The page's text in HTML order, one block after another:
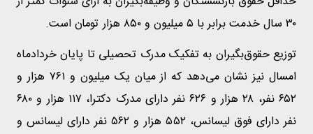
۳۰ سال خدمت برابر با ۵ میلیون و ۸۵۰ هزار تومان است.
توزیع حقوق‌بگیران به تفکیک مدرک تحصیلی تا پایان خردادماه
امسال نیز نشان می‌دهد که از میان یک میلیون و ۷۶۱ هزار و
۶۵۲ نفر، ۲۸ هزار و ۶۲۶ نفر دارای مدرک دکترا، ۱۱۷ هزار و ۶۸۰
نفر دارای فوق لیسانس، ۵۵۲ هزار و ۵۶۲ نفر دارای لیسانس و